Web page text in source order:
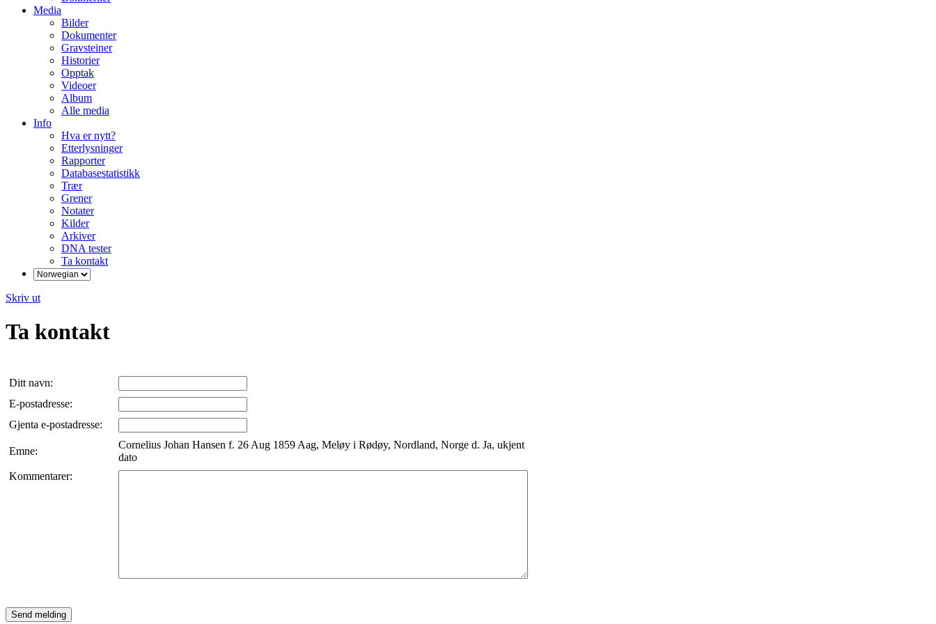
Media
Bilder
Dokumenter
Gravsteiner
Historier
Opptak
Videoer
Album
Alle media
Info
Hva er nytt?
Etterlysninger
Rapporter
Databasestatistikk
Trær
Grener
Notater
Kilder
Arkiver
DNA tester
Ta kontakt
Skriv ut
Ta kontakt
Ditt navn:
E-postadresse:
Gjenta e-postadresse:
Emne:
Cornelius Johan Hansen f. 26 Aug 1859 Aag, Meløy i Rødøy, Nordland, Norge d. Ja, ukjent
dato
Kommentarer: